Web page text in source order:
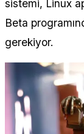
sistemi, Linux
Beta
gerekiyor.